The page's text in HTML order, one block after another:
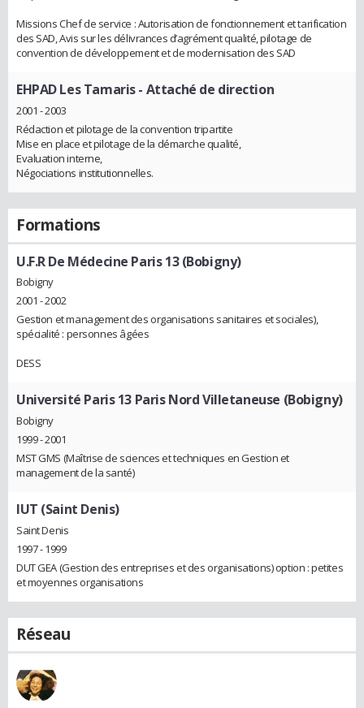
Missions Chef de service : Autorisation de fonctionnement et tarification
des SAD, Avis sur les délivrances d’agrément qualité, pilotage de
convention de développement et de modernisation des SAD
EHPAD Les Tamaris- Attaché de direction
2001 - 2003
Rédaction et pilotage de la convention tripartite
Mise en place et pilotage de la démarche qualité,
Evaluation interne,
Négociations institutionnelles.
Formations
U.F.R De Médecine Paris 13 (Bobigny)
Bobigny
2001 - 2002
Gestion et management des organisations sanitaires et sociales),
spécialité : personnes âgées
DESS
Université Paris 13 Paris Nord Villetaneuse (Bobigny)
Bobigny
1999 - 2001
MST GMS (Maîtrise de sciences et techniques en Gestion et
management de la santé)
IUT (Saint Denis)
Saint Denis
1997 - 1999
DUT GEA (Gestion des entreprises et des organisations) option : petites
et moyennes organisations
Réseau